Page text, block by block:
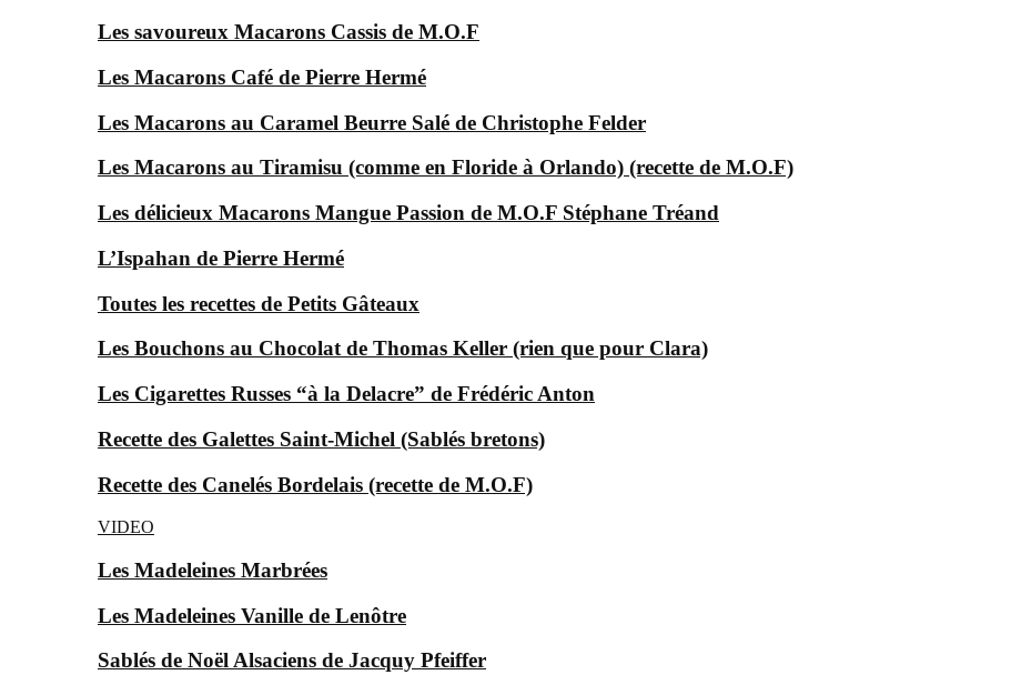
Les savoureux Macarons Cassis de M.O.F
Les Macarons Café de Pierre Hermé
Les Macarons au Caramel Beurre Salé de Christophe Felder
Les Macarons au Tiramisu (comme en Floride à Orlando) (recette de M.O.F)
Les délicieux Macarons Mangue Passion de M.O.F Stéphane Tréand
L’Ispahan de Pierre Hermé
Toutes les recettes de Petits Gâteaux
Les Bouchons au Chocolat de Thomas Keller (rien que pour Clara)
Les Cigarettes Russes “à la Delacre” de Frédéric Anton
Recette des Galettes Saint-Michel (Sablés bretons)
Recette des Canelés Bordelais (recette de M.O.F)
VIDEO
Les Madeleines Marbrées
Les Madeleines Vanille de Lenôtre
Sablés de Noël Alsaciens de Jacquy Pfeiffer